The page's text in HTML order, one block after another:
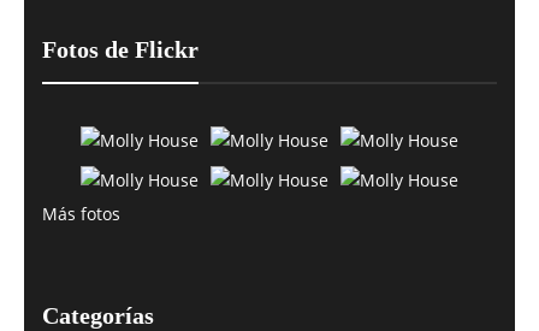
Fotos de Flickr
Más fotos
Categorías